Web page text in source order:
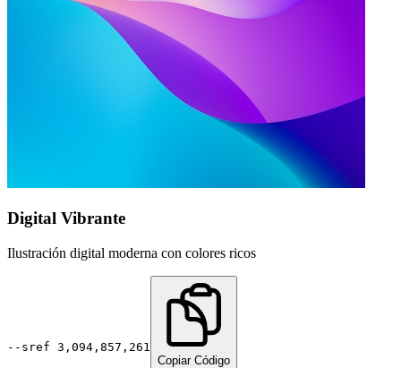
Digital Vibrante
Ilustración digital moderna con colores ricos
--sref 3,094,857,261
Copiar Código